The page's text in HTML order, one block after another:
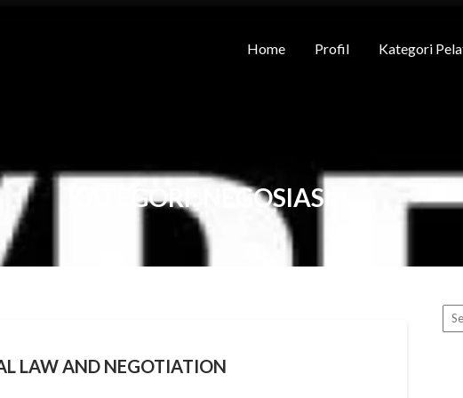
Home Profil Kategori
KATEGORI: NEGOSIASI
LAW AND NEGOTIATION